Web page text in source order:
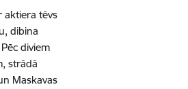
aktiera tēvs
dibina
diviem
strādā
Maskavas